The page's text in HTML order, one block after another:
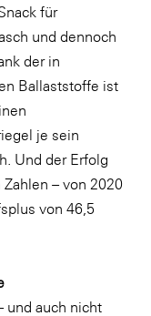
für
und dennoch
der in
Ballaststoffe ist
je sein
Und der Erfolg
– von 2020
von 46,5
und auch nicht